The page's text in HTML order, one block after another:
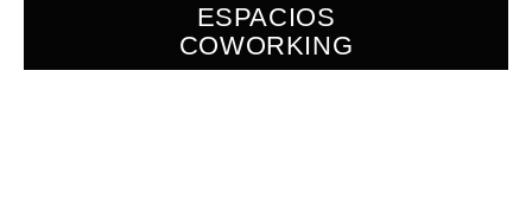
ESPACIOS
COWORKING